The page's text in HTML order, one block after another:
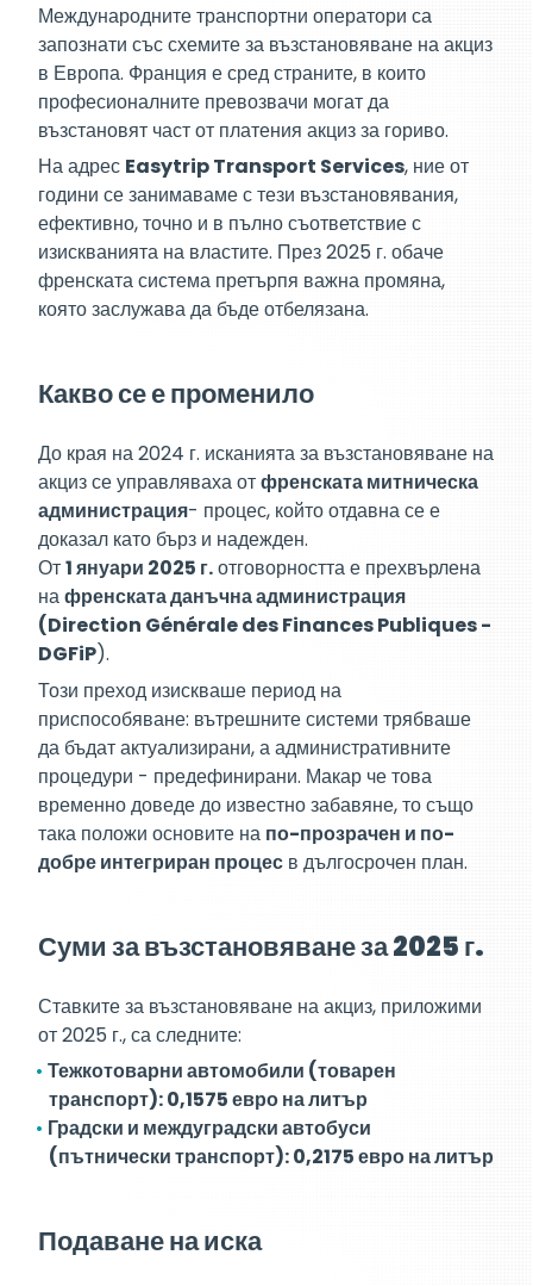
Международните транспортни оператори са
запознати със схемите за възстановяване на акциз
в Европа. Франция е сред страните, в които
професионалните превозвачи могат да
възстановят част от платения акциз за гориво.
На адрес Easytrip Transport Services, ние от
години се занимаваме с тези възстановявания,
ефективно, точно и в пълно съответствие с
изискванията на властите. През 2025 г. обаче
френската система претърпя важна промяна,
която заслужава да бъде отбелязана.
Какво се е променило
До края на 2024 г. исканията за възстановяване на
акциз се управляваха отфренската митническа
администрация- процес, който отдавна се е
доказал като бърз и надежден.
От1 януари 2025 г.отговорността е прехвърлена
нафренската данъчна администрация
(Direction Générale des Finances Publiques -
DGFiP).
Този преход изискваше период на
приспособяване: вътрешните системи трябваше
да бъдат актуализирани, а административните
процедури - предефинирани. Макар че това
временно доведе до известно забавяне, то също
така положи основите на по-прозрачен и по-
добре интегриран процес в дългосрочен план.
Суми за възстановяване за 2025 г.
Ставките за възстановяване на акциз, приложими
от 2025 г., са следните:
Тежкотоварни автомобили (товарен
транспорт): 0,1575 евро на литър
Градски и междуградски автобуси
(пътнически транспорт): 0,2175 евро на литър
Подаване на иска